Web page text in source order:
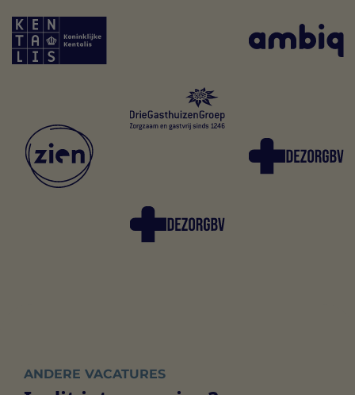
ANDERE VACATURES